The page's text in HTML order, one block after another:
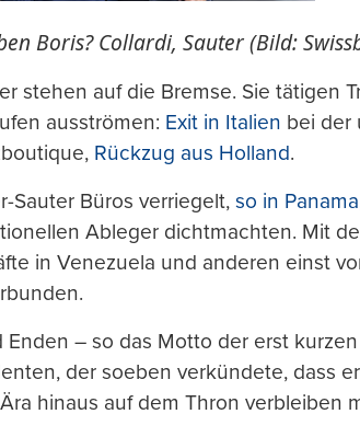
Boris? Collardi, Sauter (Bild:
stehen auf die Bremse. Sie tätigen
ausströmen: Exit in Italien bei der
Rückzug aus Holland.
Sauter Büros verriegelt, so in Panama
Ableger dichtmachten. Mit
in Venezuela und anderen einst
– so das Motto der erst
der soeben verkündete, dass
hinaus auf dem Thron verbleiben